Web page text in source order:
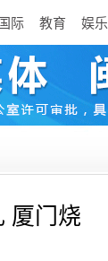
国际 教育 娱乐
厦门烧